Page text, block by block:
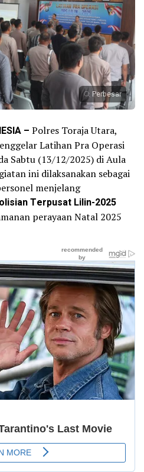
Perbesar
– Polres Toraja Utara,
Latihan Pra Operasi
Sabtu (13/12/2025) di Aula
ini dilaksanakan sebagai
menjelang
Terpusat Lilin-2025
perayaan Natal 2025